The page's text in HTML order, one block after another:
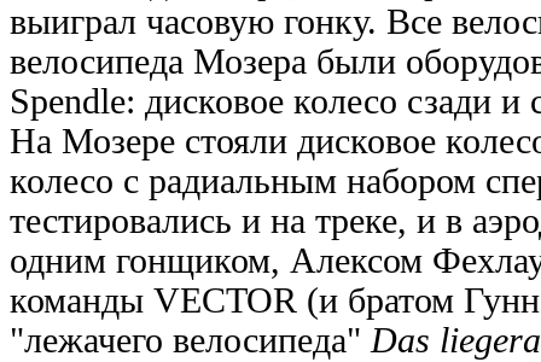
выиграл часовую гонку. Все
велосипеда Мозера были
Spendle: дисковое колесо сзади и
На Мозере стояли дисковое
колесо с радиальным набором
тестировались и на треке, и в
одним гонщиком, Алексом
команды VECTOR (и братом
"лежачего велосипеда" Das